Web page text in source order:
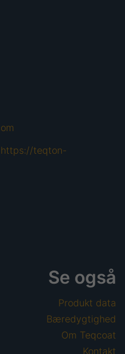
https://teqton-
Se også
Produkt data
Bæredygtighed
Om Teqcoat
Kontakt